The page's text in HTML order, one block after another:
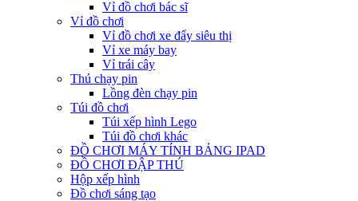
Vỉ đồ chơi bác sĩ
Vỉ đồ chơi
Vỉ đồ chơi xe đẩy siêu thị
Vỉ xe máy bay
Vỉ trái cây
Thú chạy pin
Lồng đèn chạy pin
Túi đồ chơi
Túi xếp hình Lego
Túi đồ chơi khác
ĐỒ CHƠI MÁY TÍNH BẢNG IPAD
ĐỒ CHƠI ĐẬP THÚ
Hộp xếp hình
Đồ chơi sáng tạo